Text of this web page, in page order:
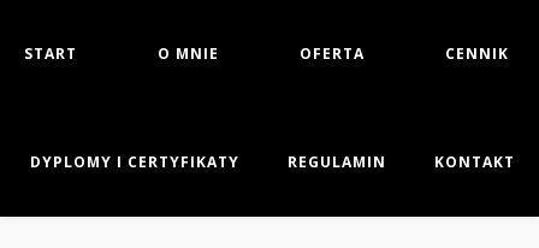
START O MNIE OFERTA CENNIK
DYPLOMY I CERTYFIKATY REGULAMIN KONTAKT